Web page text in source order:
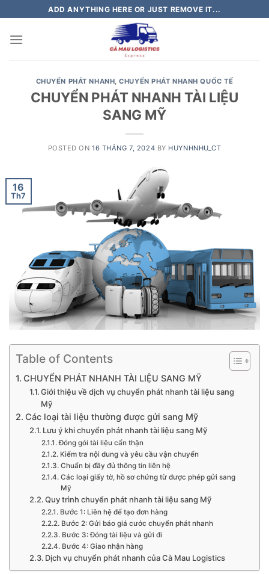
to
content
ADD ANYTHING HERE OR JUST REMOVE IT...
CHUYỂN PHÁT NHANH,CHUYỂN PHÁT NHANH QUỐC TẾ
CHUYỂN PHÁT NHANH TÀI LIỆU
SANG MỸ
POSTED ON16 THÁNG 7, 2024 BY HUYNHNHU_CT
16
Th7
Table of Contents
CHUYỂN PHÁT NHANH TÀI LIỆU SANG MỸ
Giới thiệu về dịch vụ chuyển phát nhanh tài liệu sang
Mỹ
Các loại tài liệu thường được gửi sang Mỹ
Lưu ý khi chuyển phát nhanh tài liệu sang Mỹ
Đóng gói tài liệu cẩn thận
Kiểm tra nội dung và yêu cầu vận chuyển
Chuẩn bị đầy đủ thông tin liên hệ
Các loại giấy tờ, hồ sơ chứng từ được phép gửi sang
Mỹ
Quy trình chuyển phát nhanh tài liệu sang Mỹ
Bước 1: Liên hệ để tạo đơn hàng
Bước 2: Gửi báo giá cước chuyển phát nhanh
Bước 3: Đóng tài liệu và gửi đi
Bước 4: Giao nhận hàng
Dịch vụ chuyển phát nhanh của Cà Mau Logistics